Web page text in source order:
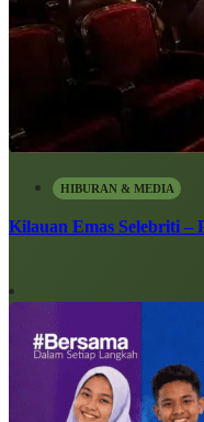
HIBURAN & MEDIA
Kilauan Emas Selebriti –